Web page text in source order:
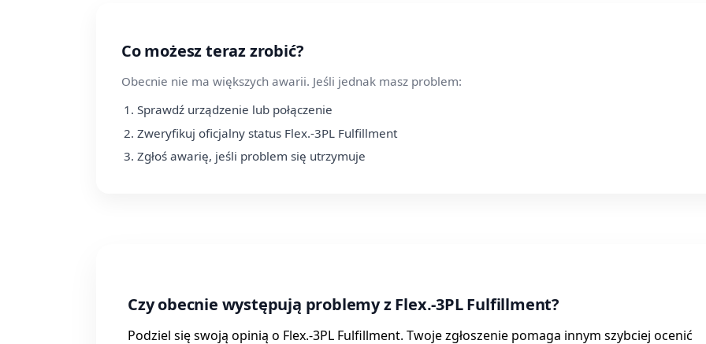
Co możesz teraz zrobić?
Obecnie nie ma większych awarii. Jeśli jednak masz problem:
Sprawdź urządzenie lub połączenie
Zweryfikuj oficjalny status Flex.-3PL Fulfillment
Zgłoś awarię, jeśli problem się utrzymuje
Czy obecnie występują problemy z Flex.-3PL Fulfillment?
Podziel się swoją opinią o Flex.-3PL Fulfillment. Twoje zgłoszenie pomaga innym szybciej ocenić